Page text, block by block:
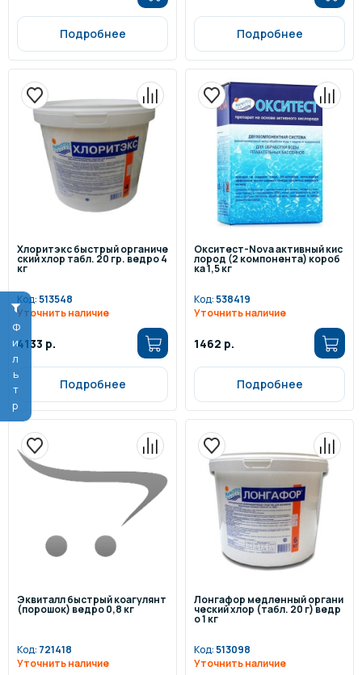
Фильтр
Подробнее Подробнее
Хлоритэкс быстрый органиче
ский хлор табл. 20 гр. ведро 4
кг
Код:513548
Уточнить наличие
4133 р.
Подробнее
Окситест-Nova активный кис
лород (2 компонента) короб
ка 1,5 кг
Код:538419
Уточнить наличие
1462 р.
Подробнее
Эквиталл быстрый коагулянт
(порошок) ведро 0,8 кг
Код: 721418
Уточнить наличие
Лонгафор медленный органи
ческий хлор (табл. 20 г) ведр
о 1 кг
Код:513098
Уточнить наличие